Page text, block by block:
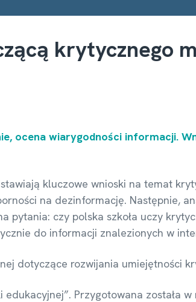
krytycznego
ocena wiarygodności informacji.
kluczowe wnioski na temat
na dezinformację. Następnie,
pytania: czy polska szkoła uczy
do informacji znalezionych w
dotyczące rozwijania umiejętności
Przygotowana została